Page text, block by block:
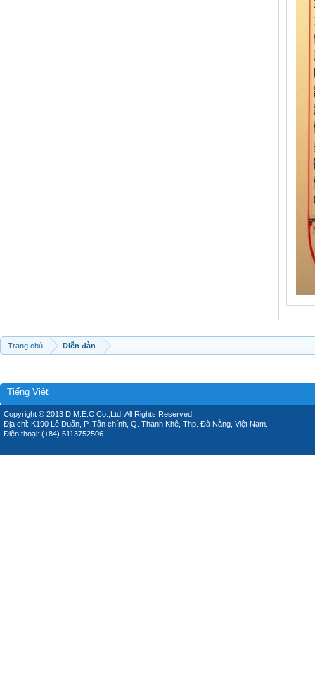
Trang chủ Diễn đàn
Tiếng Việt
Copyright © 2013 D.M.E.C Co.,Ltd, All Rights Reserved.
Địa chỉ: K190 Lê Duẩn, P. Tân chính, Q. Thanh Khê, Thp. Đà Nẵng, Việt Nam.
Điện thoại: (+84) 5113752506